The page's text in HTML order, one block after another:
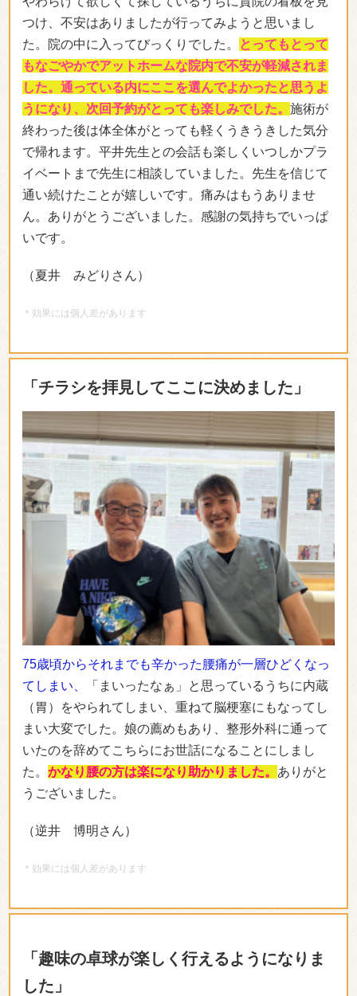
つけ、不安はありましたが行ってみようと思いまし
た。院の中に入ってびっくりでした。
とってもとって
もなごやかでアットホームな院内で不安が軽減されま
した。通っている内にここを選んでよかったと思うよ
うになり、次回予約がとっても楽しみでした。 施術が
終わった後は体全体がとっても軽くうきうきした気分
で帰れます。平井先生との会話も楽しくいつしかプラ
イベートまで先生に相談していました。先生を信じて
通い続けたことが嬉しいです。痛みはもうありませ
ん。ありがとうございました。感謝の気持ちでいっぱ
いです。
（夏井 みどりさん）
＊効果には個人差があります
「チラシを拝見してここに決めました」
75歳頃からそれまでも辛かった腰痛が一層ひどくなっ
てしまい、
「まいったなぁ」と思っているうちに内蔵
（胃）をやられてしまい、重ねて脳梗塞にもなってし
まい大変でした。娘の薦めもあり、整形外科に通って
いたのを辞めてこちらにお世話になることにしまし
た。 かなり腰の方は楽になり助かりました。 ありがと
うございました。
（逆井 博明さん）
＊効果には個人差があります
「趣味の卓球が楽しく行えるようになりま
した」